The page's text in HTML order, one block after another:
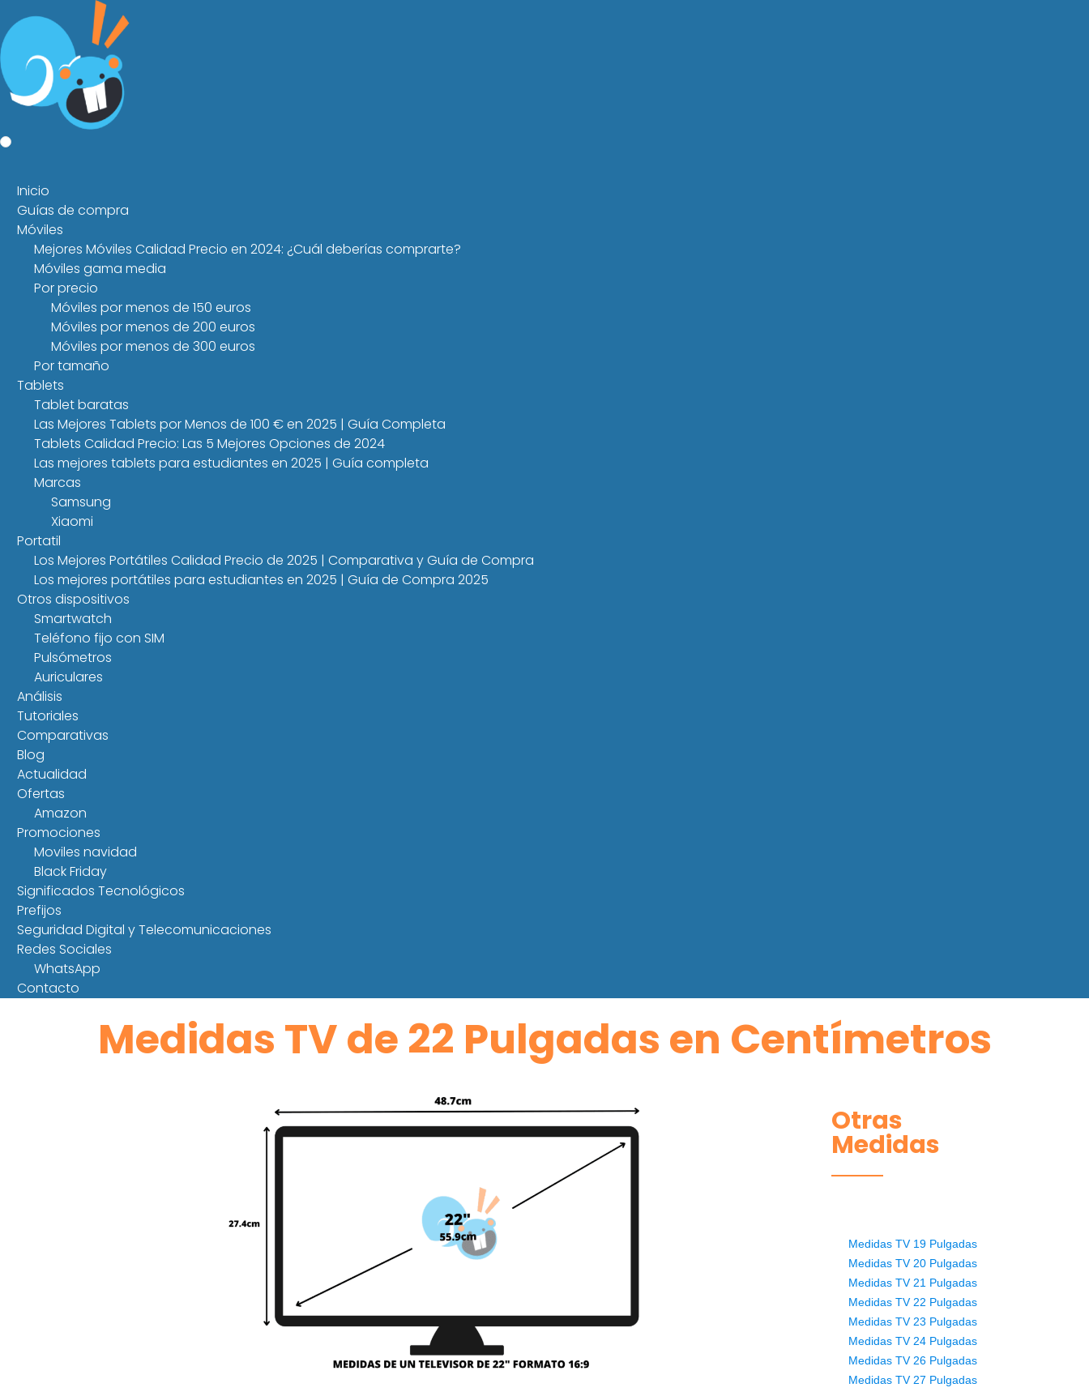
Inicio
Guías de compra
Móviles
Mejores Móviles Calidad Precio en 2024: ¿Cuál deberías comprarte?
Móviles gama media
Por precio
Móviles por menos de 150 euros
Móviles por menos de 200 euros
Móviles por menos de 300 euros
Por tamaño
Tablets
Tablet baratas
Las Mejores Tablets por Menos de 100 € en 2025 | Guía Completa
Tablets Calidad Precio: Las 5 Mejores Opciones de 2024
Las mejores tablets para estudiantes en 2025 | Guía completa
Marcas
Samsung
Xiaomi
Portatil
Los Mejores Portátiles Calidad Precio de 2025 | Comparativa y Guía de Compra
Los mejores portátiles para estudiantes en 2025 | Guía de Compra 2025
Otros dispositivos
Smartwatch
Teléfono fijo con SIM
Pulsómetros
Auriculares
Análisis
Tutoriales
Comparativas
Blog
Actualidad
Ofertas
Amazon
Promociones
Moviles navidad
Black Friday
Significados Tecnológicos
Prefijos
Seguridad Digital y Telecomunicaciones
Redes Sociales
WhatsApp
Contacto
Medidas TV de 22 Pulgadas en Centímetros
Otras
Medidas
Medidas TV 19 Pulgadas
Medidas TV 20 Pulgadas
Medidas TV 21 Pulgadas
Medidas TV 22 Pulgadas
Medidas TV 23 Pulgadas
Medidas TV 24 Pulgadas
Medidas TV 26 Pulgadas
Medidas TV 27 Pulgadas